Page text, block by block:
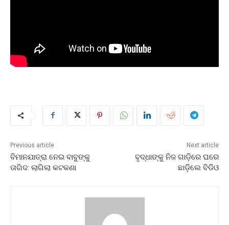
Previous article
ବିମାନଯାତ୍ରା ନେଇ ବାବୁଙ୍କୁ
ତାଗିଦ: ଲାଗିଲା କଟକଣା
Next article
ବୃଦ୍ଧାଙ୍କୁ ନିଜ ଗାଡ଼ିରେ ଘରେ
ଛାଡ଼ିଲେ ବିଡିଓ